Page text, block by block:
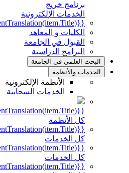
برنامج خريج
الخدمات الإلكترونية
{{mmc.getCurrentTranslation(item.Title)}}
الكليات و المعاهد
القبول في الجامعة
البرامج الدراسية
البحث العلمي في الجامعة
الخدمات والأنظمة
الأنظمة الإلكترونية
الخدمات السحابية
{{mmc.getCurrentTranslation(item.Title)}}
كل الأنظمة
{{mmc.getCurrentTranslation(item.Title)}}
كل الخدمات
{{mmc.getCurrentTranslation(item.Title)}}
كل الخدمات
{{mmc.getCurrentTranslation(item.Title)}}